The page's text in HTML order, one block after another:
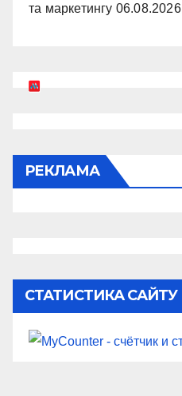
та маркетингу 06.08.2026
РЕКЛАМА
СТАТИСТИКА САЙТУ